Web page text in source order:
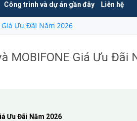
Công trình và dự án gần đây Liên hệ
Giá Ưu Đãi Năm 2026
MOBIFONE Giá Ưu Đãi
Ưu Đãi Năm 2026